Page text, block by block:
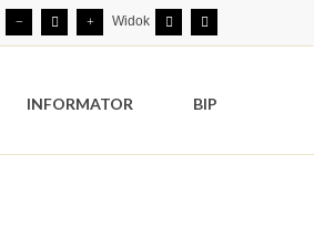
Widok
INFORMATOR BIP